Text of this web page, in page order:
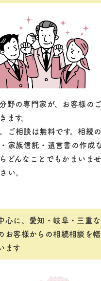
野の専門家が、お客様の
ます。
ご相談は無料です。相続
家族信託・遺言書の作成
どんなことでもかまいま
い。
心に、愛知・岐阜・三重
お客様からの相続相談を
ます